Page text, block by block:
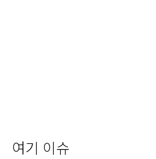
여기 이슈